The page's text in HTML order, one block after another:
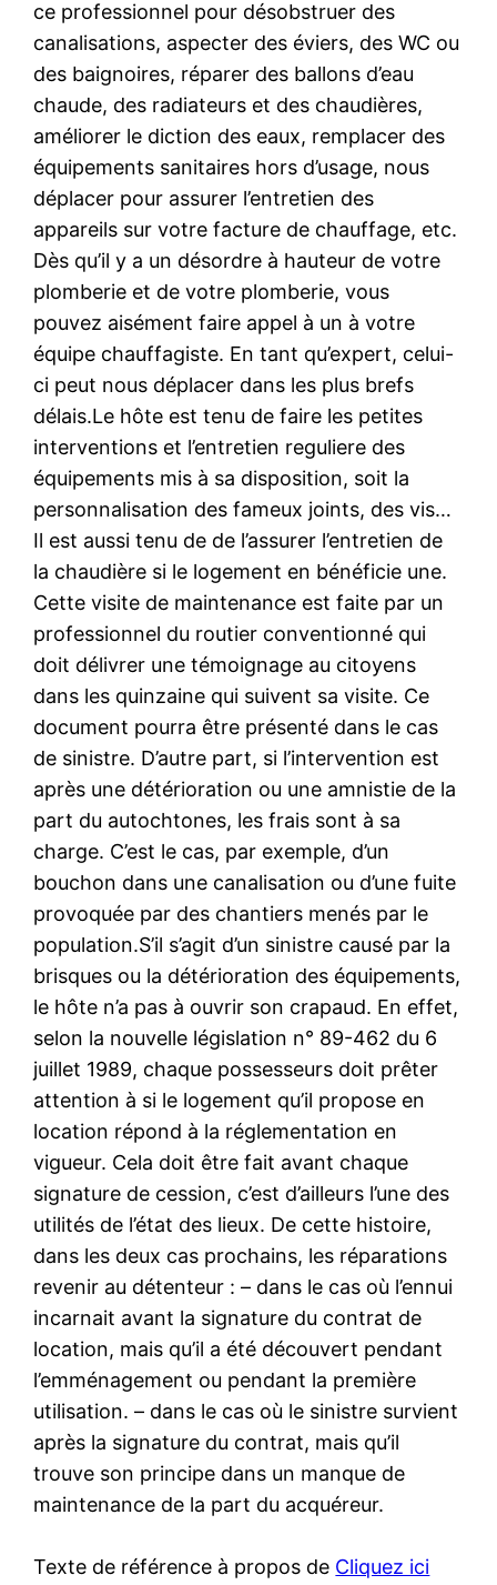
ce professionnel pour désobstruer des
canalisations, aspecter des éviers, des WC ou
des baignoires, réparer des ballons d’eau
chaude, des radiateurs et des chaudières,
améliorer le diction des eaux, remplacer des
équipements sanitaires hors d’usage, nous
déplacer pour assurer l’entretien des
appareils sur votre facture de chauffage, etc.
Dès qu’il y a un désordre à hauteur de votre
plomberie et de votre plomberie, vous
pouvez aisément faire appel à un à votre
équipe chauffagiste. En tant qu’expert, celui-
ci peut nous déplacer dans les plus brefs
délais.Le hôte est tenu de faire les petites
interventions et l’entretien reguliere des
équipements mis à sa disposition, soit la
personnalisation des fameux joints, des vis…
Il est aussi tenu de de l’assurer l’entretien de
la chaudière si le logement en bénéficie une.
Cette visite de maintenance est faite par un
professionnel du routier conventionné qui
doit délivrer une témoignage au citoyens
dans les quinzaine qui suivent sa visite. Ce
document pourra être présenté dans le cas
de sinistre. D’autre part, si l’intervention est
après une détérioration ou une amnistie de la
part du autochtones, les frais sont à sa
charge. C’est le cas, par exemple, d’un
bouchon dans une canalisation ou d’une fuite
provoquée par des chantiers menés par le
population.S’il s’agit d’un sinistre causé par la
brisques ou la détérioration des équipements,
le hôte n’a pas à ouvrir son crapaud. En effet,
selon la nouvelle législation n° 89-462 du 6
juillet 1989, chaque possesseurs doit prêter
attention à si le logement qu’il propose en
location répond à la réglementation en
vigueur. Cela doit être fait avant chaque
signature de cession, c’est d’ailleurs l’une des
utilités de l’état des lieux. De cette histoire,
dans les deux cas prochains, les réparations
revenir au détenteur : – dans le cas où l’ennui
incarnait avant la signature du contrat de
location, mais qu’il a été découvert pendant
l’emménagement ou pendant la première
utilisation. – dans le cas où le sinistre survient
après la signature du contrat, mais qu’il
trouve son principe dans un manque de
maintenance de la part du acquéreur.
Texte de référence à propos de Cliquez ici